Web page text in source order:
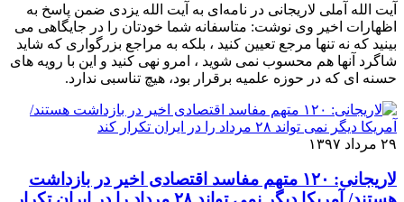
آیت الله آملی لاریجانی در نامه‌ای به آیت الله یزدی ضمن پاسخ به
اظهارات اخیر وی نوشت: متاسفانه شما خودتان را در جایگاهی می
بینید که نه تنها مرجع تعیین کنید ، بلکه به مراجع بزرگواری که شاید
شاگرد آنها هم محسوب نمی شوید ، امرو نهی کنید و این با رویه های
حسنه ای که در حوزه علمیه برقرار بود، هیچ تناسبی ندارد.
۲۹ مرداد ۱۳۹۷
لاریجانی: ۱۲۰ متهم مفاسد اقتصادی اخیر در بازداشت